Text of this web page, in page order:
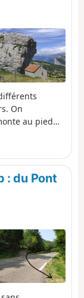
On
au pied
: du Pont